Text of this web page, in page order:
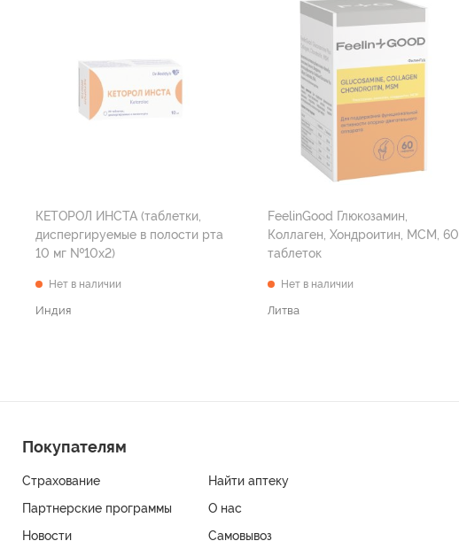
КЕТОРОЛ ИНСТА (таблетки,
диспергируемые в полости рта
10 мг №10х2)
Нет в наличии
Индия
FeelinGood Глюкозамин,
Коллаген, Хондроитин, МСМ, 60
таблеток
Нет в наличии
Литва
Покупателям
Страхование
Найти аптеку
Партнерские программы
О нас
Новости
Самовывоз